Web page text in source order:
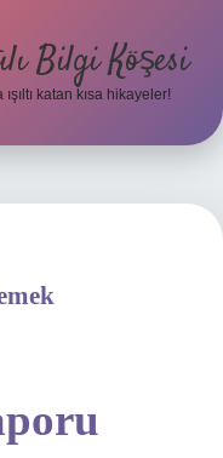
Bilgi Köşesi
ışıltı katan kısa hikayeler!